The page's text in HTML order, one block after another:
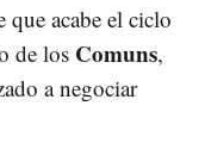
que acabe el ciclo
de los Comuns,
a negociar